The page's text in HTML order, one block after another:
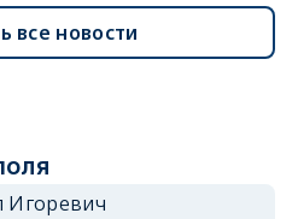
все новости
Игоревич